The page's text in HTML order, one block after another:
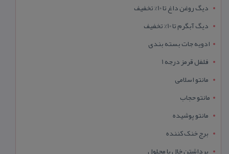
دیگ روغن داغ تا 10% تخفیف
دیگ آبگرم تا 10% تخفیف
ادویه جات بسته بندی
فلفل قرمز درجه 1
مانتو اسلامی
مانتو حجاب
مانتو پوشیده
برج خنک کننده
برداشتن خال با محلول